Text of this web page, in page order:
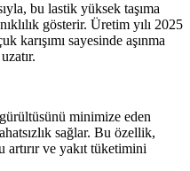
bu lastik yüksek taşıma
gösterir. Üretim yılı 2025
karışımı sayesinde aşınma
minimize eden
sağlar. Bu özellik,
ve yakıt tüketimini